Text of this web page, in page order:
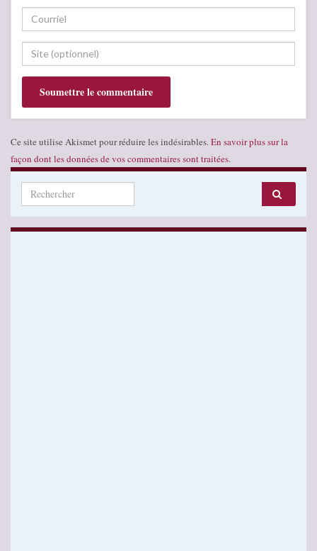
Ce site utilise Akismet pour réduire les indésirables. En savoir plus sur la
façon dont les données de vos commentaires sont traitées.
Search for: